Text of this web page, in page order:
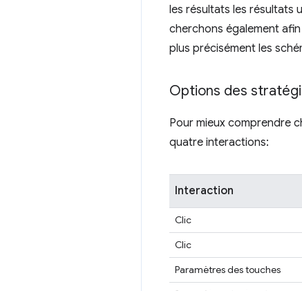
les résultats les résultats
cherchons également
plus précisément les
Options des
Pour mieux comprendre
quatre interactions:
Interaction
Clic
Clic
Paramètres des touches